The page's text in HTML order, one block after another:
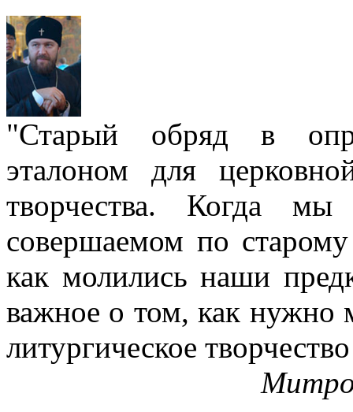
"Старый обряд в
эталоном для
творчества. Когда мы
совершаемом по
как молились наши
важное о том, как нужно
литургическое